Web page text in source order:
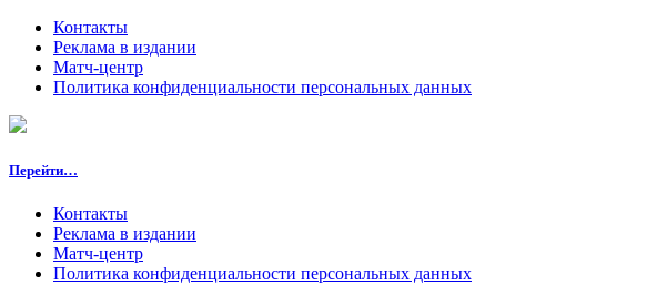
Контакты
Реклама в издании
Матч-центр
Политика конфиденциальности персональных данных
Перейти…
Контакты
Реклама в издании
Матч-центр
Политика конфиденциальности персональных данных